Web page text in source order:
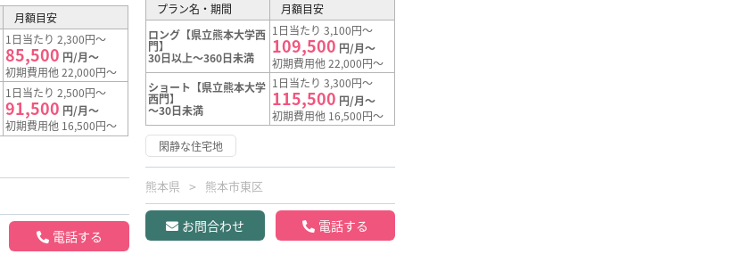
月額目安
1日当たり 2,300円～
85,500 円/月～
初期費用他 22,000円～
1日当たり 2,500円～
91,500 円/月～
初期費用他 16,500円～
電話する
プラン名・期間
月額目安
ロング【県立熊本大学西
門】
30日以上～360日未満
1日当たり 3,100円～
109,500 円/月～
初期費用他 22,000円～
ショート【県立熊本大学
西門】
～30日未満
1日当たり 3,300円～
115,500 円/月～
初期費用他 16,500円～
閑静な住宅地
熊本県 熊本市東区
お問合わせ 電話する